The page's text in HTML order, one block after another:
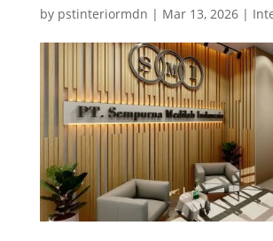
by pstinteriormdn | Mar 13, 2026|